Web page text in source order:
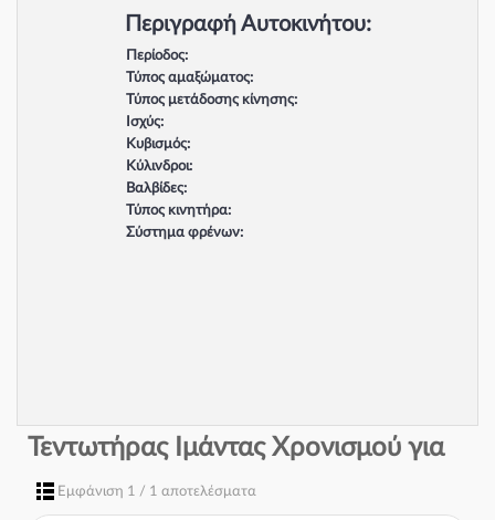
Περιγραφή Αυτοκινήτου:
Περίοδος:
Τύπος αμαξώματος:
Τύπος μετάδοσης κίνησης:
Ισχύς:
Κυβισμός:
Κύλινδροι:
Βαλβίδες:
Τύπος κινητήρα:
Σύστημα φρένων:
Τεντωτήρας Ιμάντας Χρονισμού για
Εμφάνιση 1 / 1 αποτελέσματα